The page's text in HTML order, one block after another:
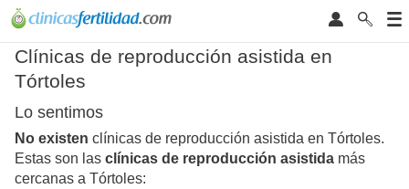
Clínicas de reproducción asistida en
Tórtoles
Lo sentimos
No existen clínicas de reproducción asistida en Tórtoles.
Estas son las clínicas de reproducción asistida más
cercanas a Tórtoles: